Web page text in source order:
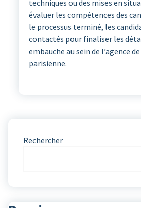
techniques ou des mises en
évaluer les compétences des
le processus terminé, les
contactés pour finaliser les
embauche au sein de l’agence
parisienne.
Rechercher